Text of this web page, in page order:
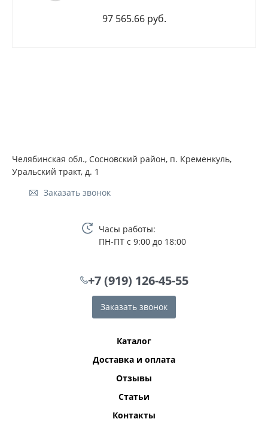
97 565.66 руб.
Челябинская обл., Сосновский район, п. Кременкуль,
Уральский тракт, д. 1
Заказать звонок
Часы работы:
ПН-ПТ с 9:00 до 18:00
+7 (919) 126-45-55
Заказать звонок
Каталог
Доставка и оплата
Отзывы
Статьи
Контакты